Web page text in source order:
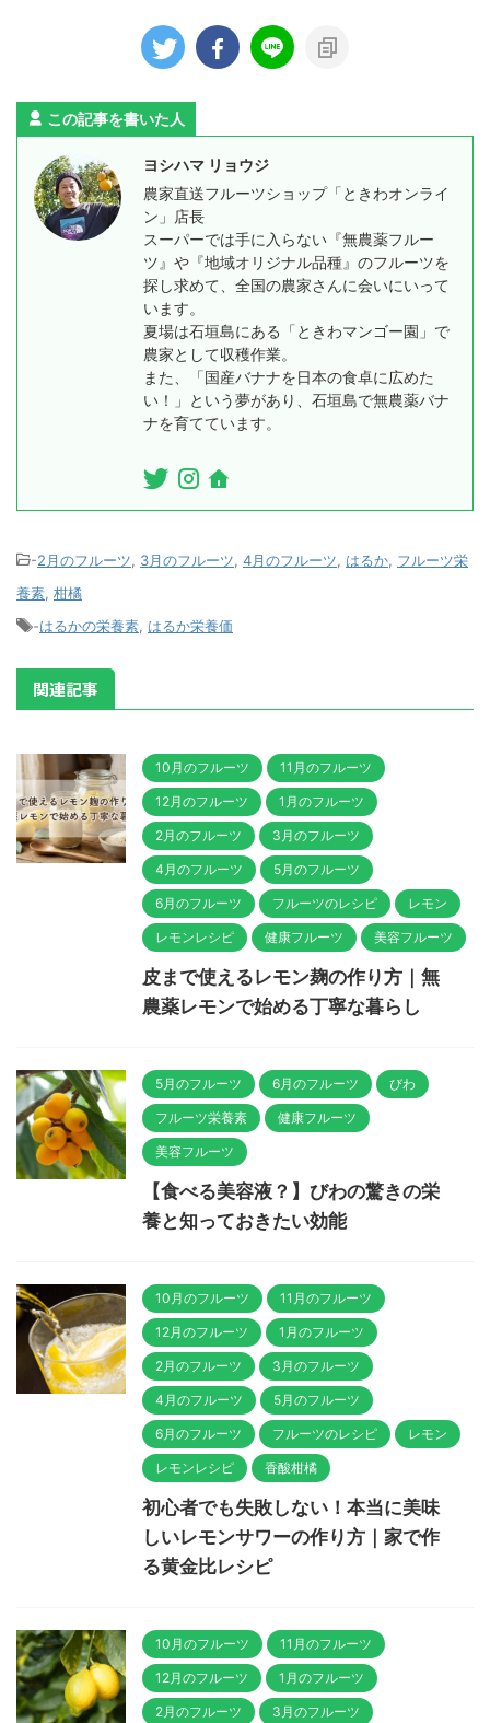
この記事を書いた人
ヨシハマ リョウジ
農家直送フルーツショップ「ときわオンライ
ン」店長
スーパーでは手に入らない『無農薬フルー
ツ』や『地域オリジナル品種』のフルーツを
探し求めて、全国の農家さんに会いにいって
います。
夏場は石垣島にある「ときわマンゴー園」で
農家として収穫作業。
また、「国産バナナを日本の食卓に広めた
い！」という夢があり、石垣島で無農薬バナ
ナを育てています。
-2月のフルーツ 3月のフルーツ 4月のフルーツ はるか フルーツ栄
養素 柑橘
-はるかの栄養素 はるか栄養価
関連記事
10月のフルーツ 11月のフルーツ
12月のフルーツ 1月のフルーツ
2月のフルーツ 3月のフルーツ
4月のフルーツ 5月のフルーツ
6月のフルーツ フルーツのレシピ レモン
レモンレシピ 健康フルーツ 美容フルーツ
皮まで使えるレモン麹の作り方｜無
農薬レモンで始める丁寧な暮らし
5月のフルーツ 6月のフルーツ びわ
フルーツ栄養素 健康フルーツ
美容フルーツ
【食べる美容液？】びわの驚きの栄
養と知っておきたい効能
10月のフルーツ 11月のフルーツ
12月のフルーツ 1月のフルーツ
2月のフルーツ 3月のフルーツ
4月のフルーツ 5月のフルーツ
6月のフルーツ フルーツのレシピ レモン
レモンレシピ 香酸柑橘
初心者でも失敗しない！本当に美味
しいレモンサワーの作り方｜家で作
る黄金比レシピ
10月のフルーツ 11月のフルーツ
12月のフルーツ 1月のフルーツ
2月のフルーツ 3月のフルーツ